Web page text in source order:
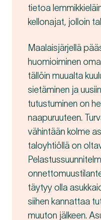
tietoa
kellonajat, jolloin
Maalaisjärjellä
huomioiminen
tällöin muualta
sietäminen ja
tutustuminen on
naapuruuteen.
vähintään kolme
taloyhtiöllä on
täytyy olla
siihen kannattaa
muuton jälkeen.